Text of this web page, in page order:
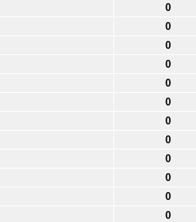
0
0
0
0
0
0
0
0
0
0
0
0